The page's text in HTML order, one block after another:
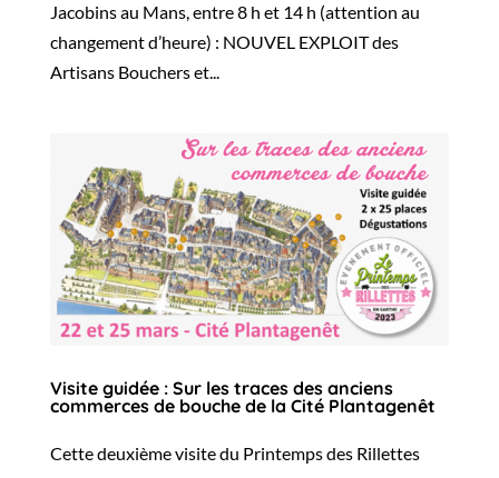
Jacobins au Mans, entre 8 h et 14 h (attention au
changement d’heure) : NOUVEL EXPLOIT des
Artisans Bouchers et...
Visite guidée : Sur les traces des anciens
commerces de bouche de la Cité Plantagenêt
Cette deuxième visite du Printemps des Rillettes